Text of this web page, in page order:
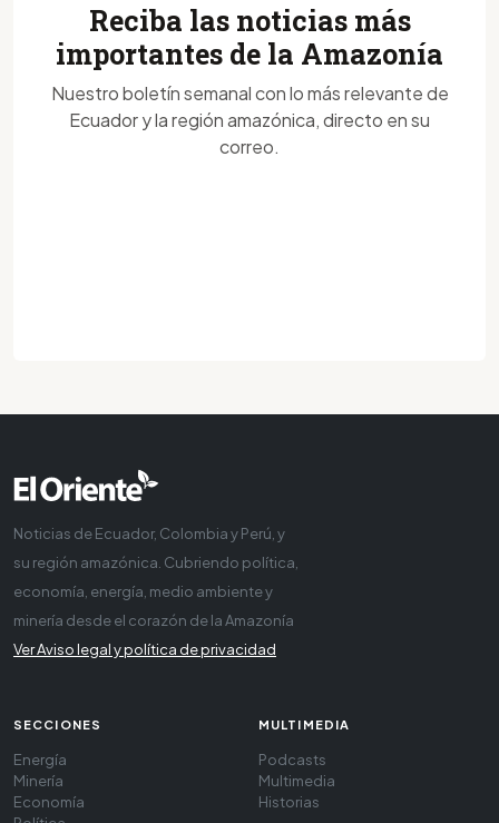
Reciba las noticias más
importantes de la Amazonía
Nuestro boletín semanal con lo más relevante de
Ecuador y la región amazónica, directo en su
correo.
Noticias de Ecuador, Colombia y Perú, y
su región amazónica. Cubriendo política,
economía, energía, medio ambiente y
minería desde el corazón de la Amazonía
Ver Aviso legal y política de privacidad
SECCIONES
Energía
Minería
Economía
MULTIMEDIA
Podcasts
Multimedia
Historias